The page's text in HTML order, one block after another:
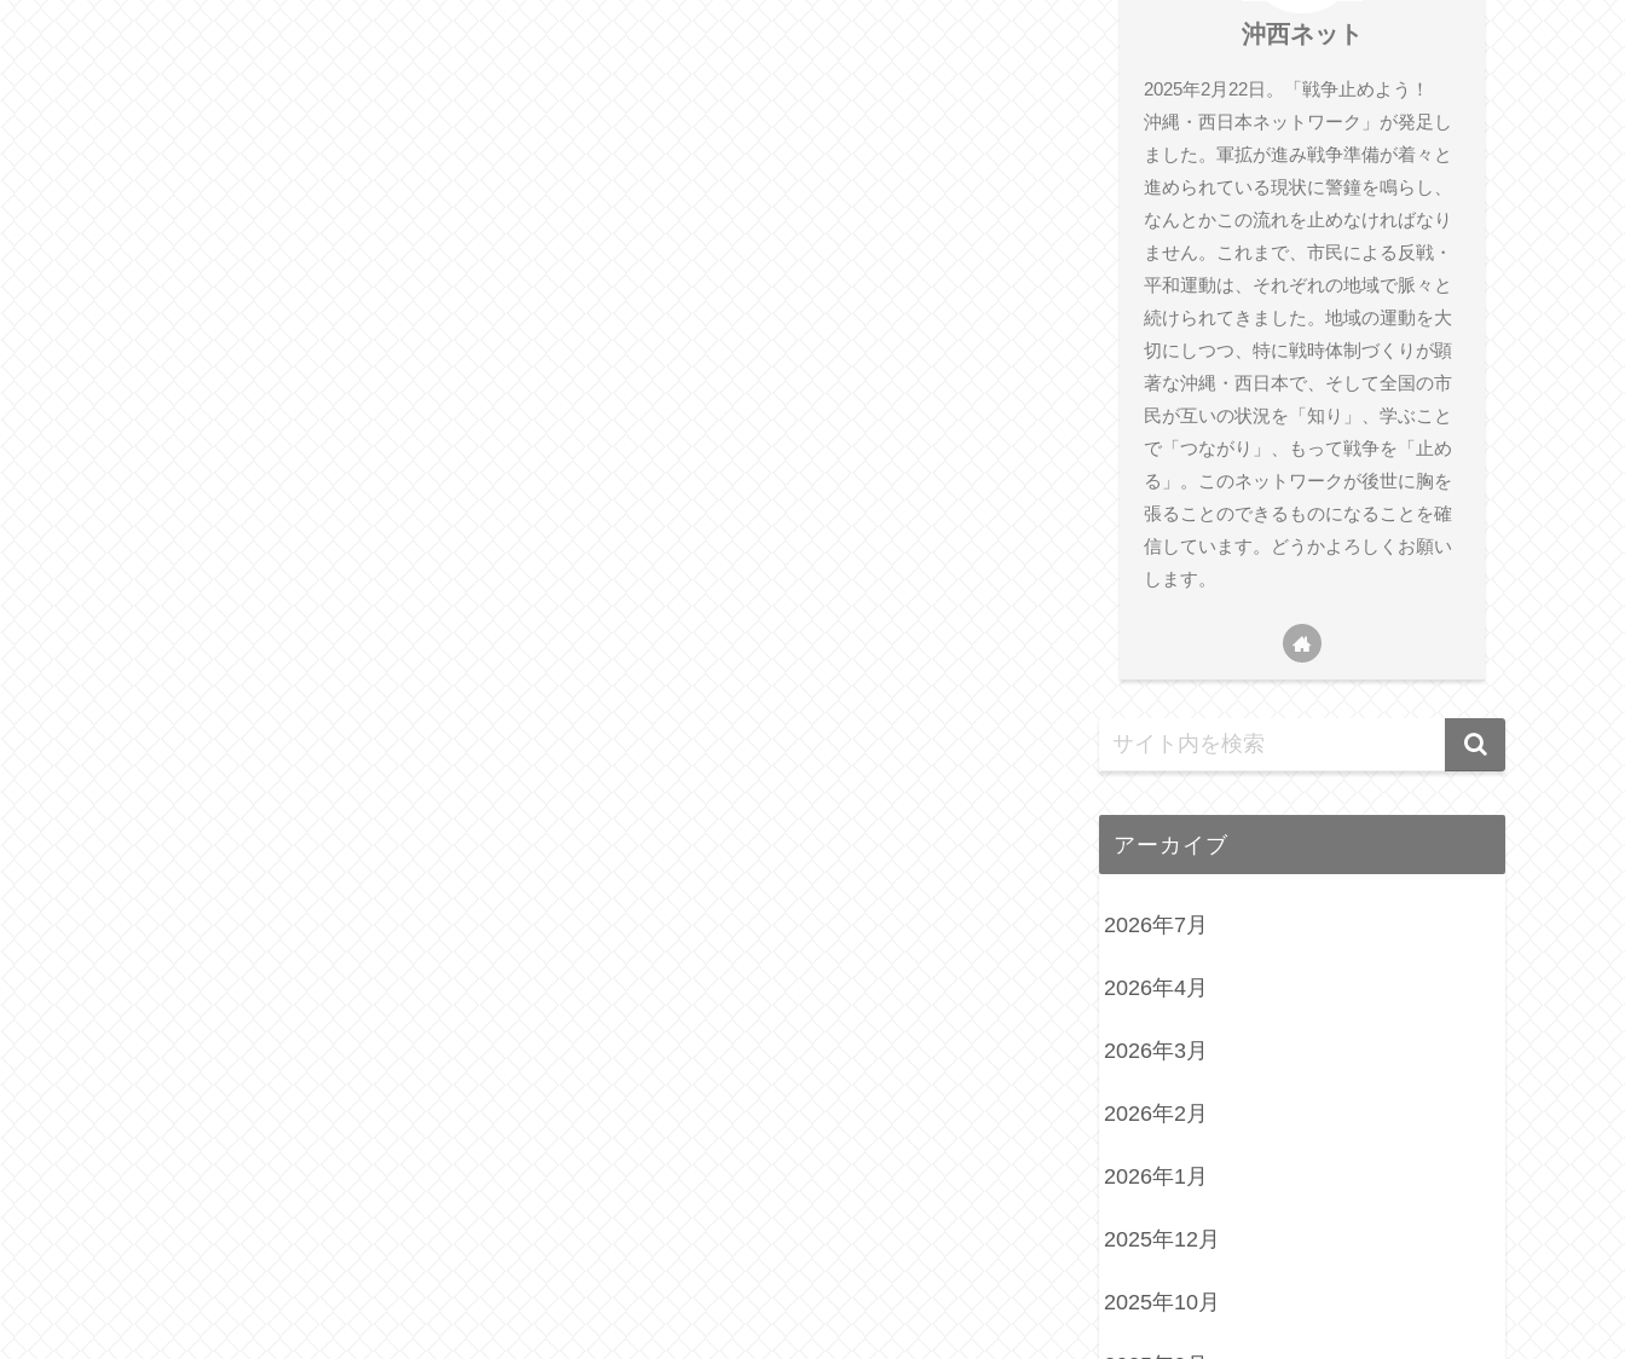
沖西ネット
2025年2月22日。「戦争止めよう！
沖縄・西日本ネットワーク」が発足し
ました。軍拡が進み戦争準備が着々と
進められている現状に警鐘を鳴らし、
なんとかこの流れを止めなければなり
ません。これまで、市民による反戦・
平和運動は、それぞれの地域で脈々と
続けられてきました。地域の運動を大
切にしつつ、特に戦時体制づくりが顕
著な沖縄・西日本で、そして全国の市
民が互いの状況を「知り」、学ぶこと
で「つながり」、もって戦争を「止め
る」。このネットワークが後世に胸を
張ることのできるものになることを確
信しています。どうかよろしくお願い
します。
アーカイブ
2026年7月
2026年4月
2026年3月
2026年2月
2026年1月
2025年12月
2025年10月